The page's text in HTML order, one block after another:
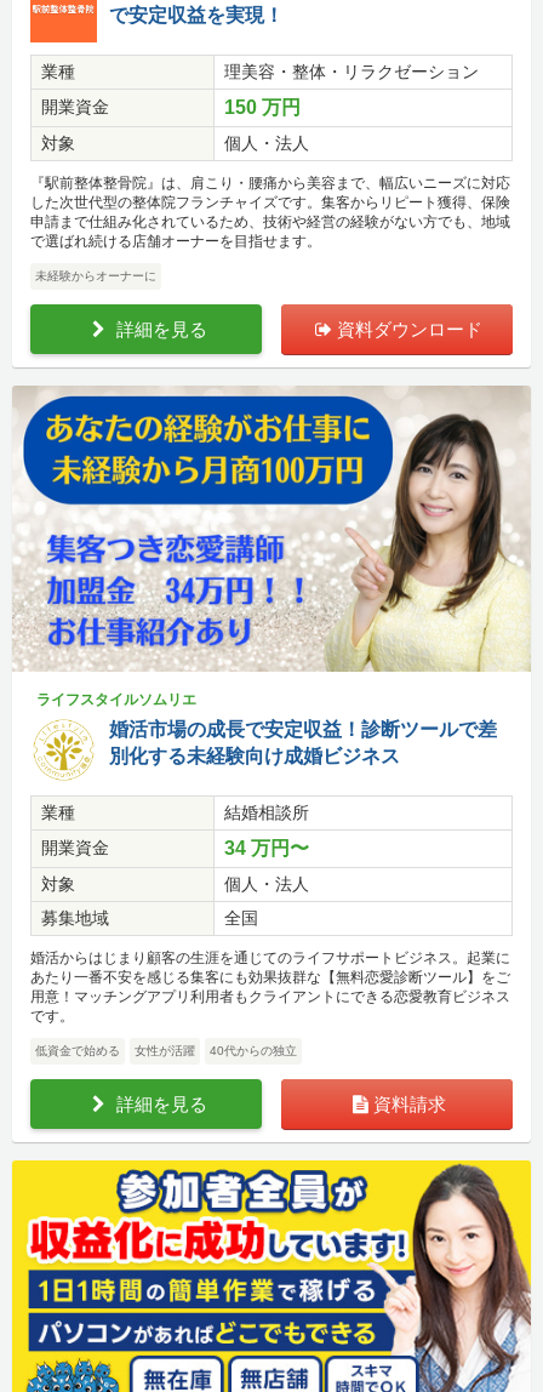
で安定収益を実現！
業種
理美容・整体・リラクゼーション
開業資金
150 万円
対象 個人・法人
『駅前整体整骨院』は、肩こり・腰痛から美容まで、幅広いニーズに対応
した次世代型の整体院フランチャイズです。集客からリピート獲得、保険
申請まで仕組み化されているため、技術や経営の経験がない方でも、地域
で選ばれ続ける店舗オーナーを目指せます。
未経験からオーナーに
詳細を見る 資料ダウンロード
ライフスタイルソムリエ
婚活市場の成長で安定収益！診断ツールで差
別化する未経験向け成婚ビジネス
業種
結婚相談所
開業資金
34 万円〜
対象
個人・法人
募集地域
全国
婚活からはじまり顧客の生涯を通じてのライフサポートビジネス。起業に
あたり一番不安を感じる集客にも効果抜群な【無料恋愛診断ツール】をご
用意！マッチングアプリ利用者もクライアントにできる恋愛教育ビジネス
です。
低資金で始める 女性が活躍 40代からの独立
詳細を見る 資料請求